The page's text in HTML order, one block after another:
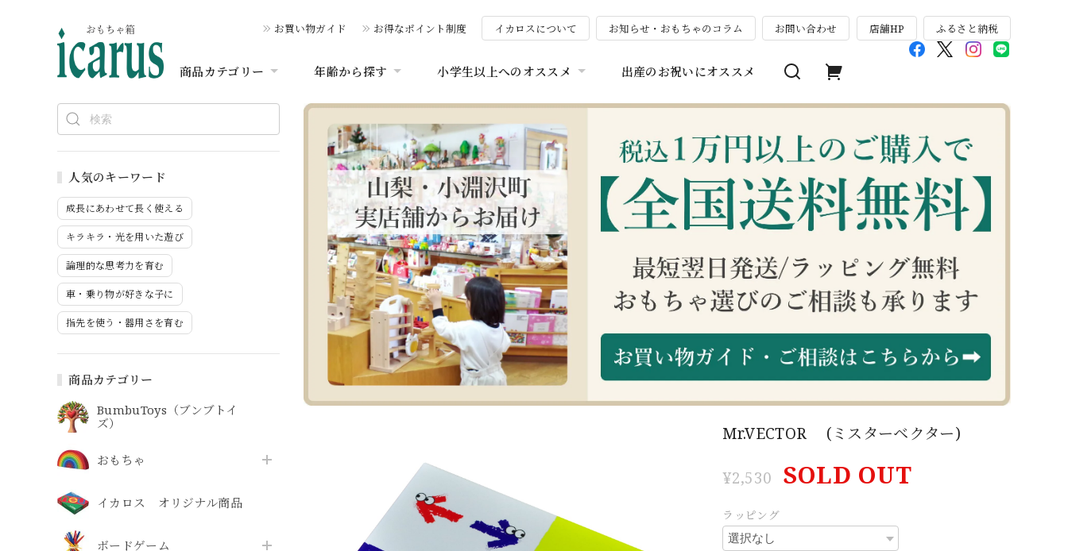
お買い物ガイド お得なポイント制度 イカロスについて お知らせ・おもちゃのコラム お問い合わせ 店舗HP ふるさと納税
商品カテゴリー 年齢から探す 小学生以上へのオススメ 出産のお祝いにオススメ
人気のキーワード
成長にあわせて長く使える
キラキラ・光を用いた遊び
論理的な思考力を育む
車・乗り物が好きな子に
指先を使う・器用さを育む
商品カテゴリー
BumbuToys（ブンブトイ
ズ）
おもちゃ
イカロス オリジナル商品
ボードゲーム
Mr.VECTOR (ミスターベクター)
¥2,530 SOLD OUT
ラッピング